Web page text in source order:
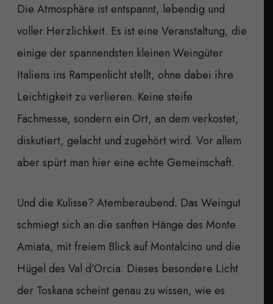
Die Atmosphäre ist entspannt, lebendig und
voller Herzlichkeit. Es ist eine Veranstaltung, die
einige der spannendsten kleinen Weingüter
Italiens ins Rampenlicht stellt, ohne dabei ihre
Leichtigkeit zu verlieren. Keine steife
Fachmesse, sondern ein Ort, an dem verkostet,
diskutiert, gelacht und zugehört wird. Vor allem
aber spürt man hier eine echte Gemeinschaft.
Und die Kulisse? Atemberaubend. Das Weingut
schmiegt sich an die sanften Hänge des Monte
Amiata, mit freiem Blick auf Montalcino und die
Hügel des Val d’Orcia. Dieses besondere Licht
der Toskana scheint genau zu wissen, wie es